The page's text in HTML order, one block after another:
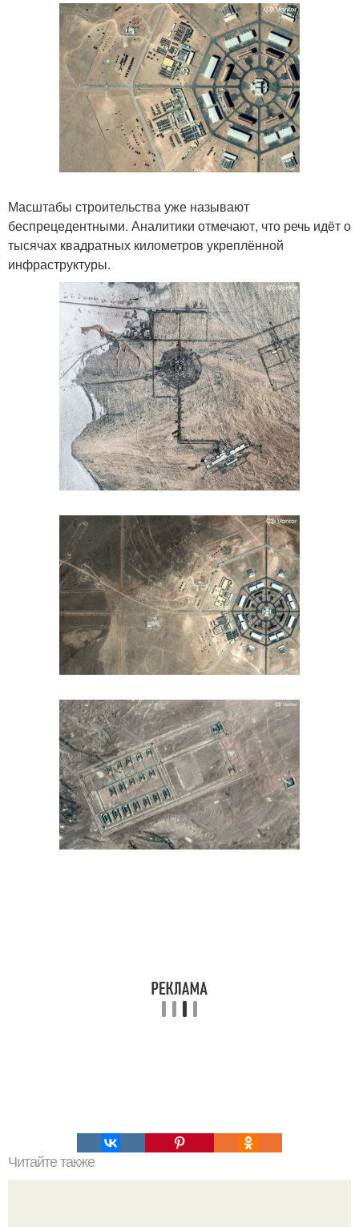
Масштабы строительства уже называют
беспрецедентными. Аналитики отмечают, что речь идёт о
тысячах квадратных километров укреплённой
инфраструктуры.
Читайте также